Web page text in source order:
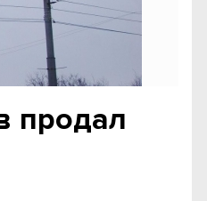
продал